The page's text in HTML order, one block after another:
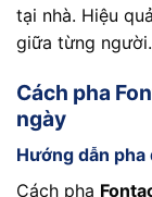
tại nhà. Hiệu
giữa từng người.
Cách pha
ngày
Hướng dẫn pha
Cách pha